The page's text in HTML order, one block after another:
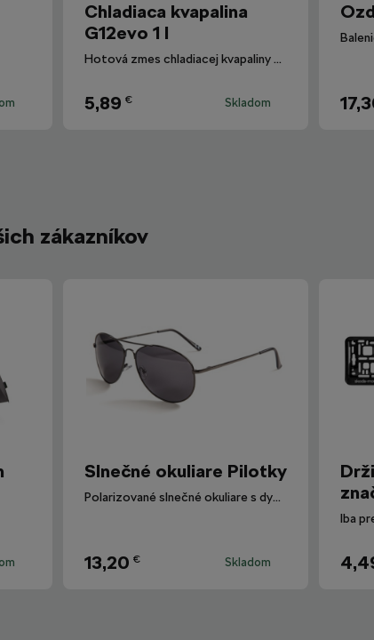
Chladiaca kvapalina
G12evo 1 l
Hotová zmes chladiacej kvapaliny G12evo pre všetky vozidlá Škoda.
5,89 € Skladom
zákazníkov
Slnečné okuliare Pilotky
Polarizované slnečné okuliare s dymovými sklami.
13,20 € Skladom